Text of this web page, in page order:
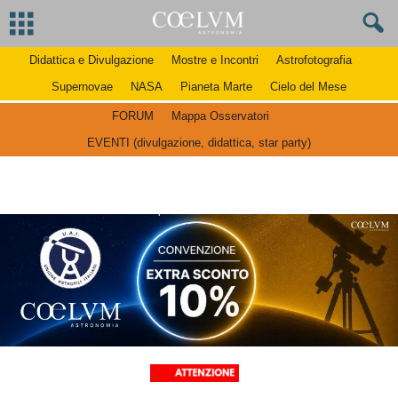
Didattica e Divulgazione Mostre e Incontri
Astrofotografia
Supernovae
NASA Pianeta Marte Cielo del Mese
FORUM
Mappa Osservatori
EVENTI (divulgazione, didattica, star party)